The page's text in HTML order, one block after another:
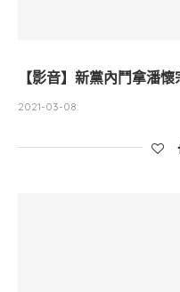
【影音】新黨內鬥拿潘
2021-03-08